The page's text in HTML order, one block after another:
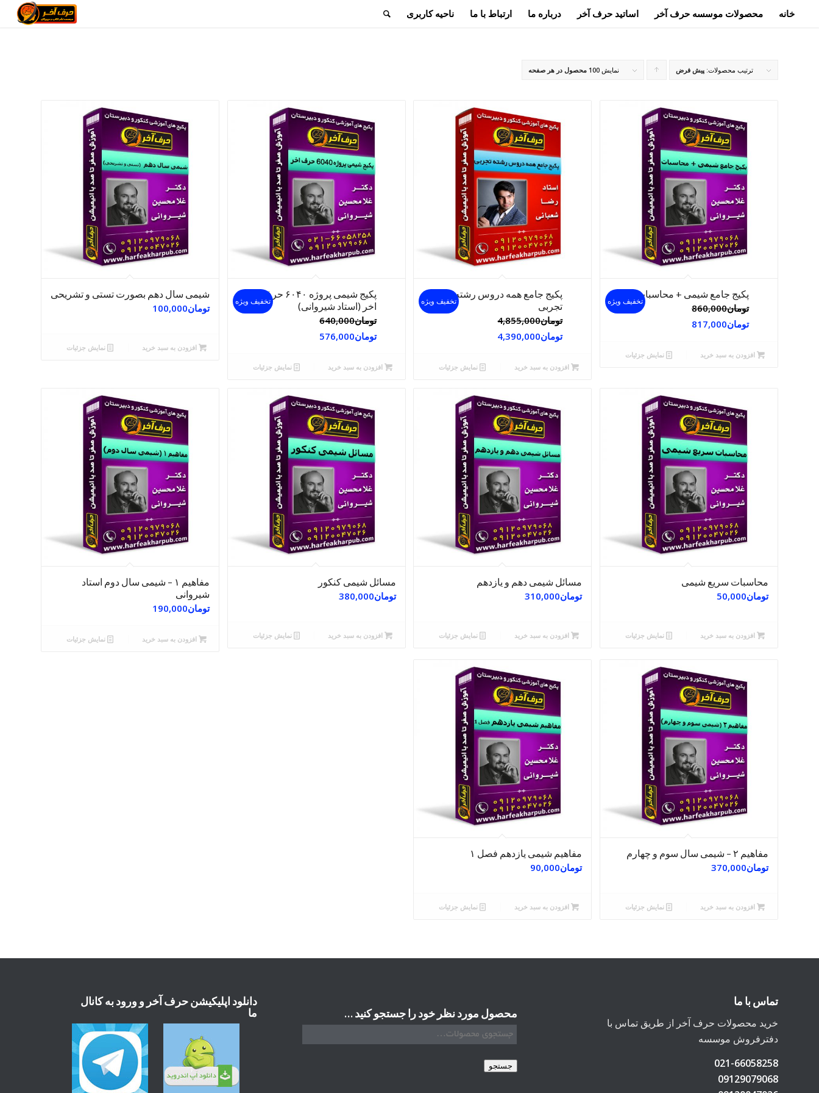
خانه محصولات موسسه حرف آخر اساتید حرف آخر درباره ما ارتباط با ما ناحیه کاربری
ترتیب محصولات: پیش فرض برای
سازی
صورت
صعودی
کلیک
نمایش 100 محصول در هر صفحه
پکیج جامع شیمی + محاسبات
تومان860,000
تومان817,000
تخفیف ویژه
افزودن به سبد خرید نمایش جزئیات
پکیج جامع همه دروس رشته
تجربی
تومان4,855,000
تومان4,390,000
تخفیف ویژه
افزودن به سبد خرید نمایش جزئیات
پکیج شیمی پروژه ۶۰۴۰ حرف
اخر (استاد شیروانی)
تومان640,000
تومان576,000
تخفیف ویژه
افزودن به سبد خرید نمایش جزئیات
شیمی سال دهم بصورت تستی و تشریحی
تومان100,000
افزودن به سبد خرید نمایش جزئیات
محاسبات سریع شیمی
تومان50,000
افزودن به سبد خرید نمایش جزئیات
مسائل شیمی دهم و یازدهم
تومان310,000
افزودن به سبد خرید نمایش جزئیات
مسائل شیمی کنکور
تومان380,000
افزودن به سبد خرید نمایش جزئیات
مفاهیم ۱ – شیمی سال دوم استاد
شیروانی
تومان190,000
افزودن به سبد خرید نمایش جزئیات
مفاهیم ۲ – شیمی سال سوم و چهارم
تومان370,000
افزودن به سبد خرید نمایش جزئیات
مفاهیم شیمی یازدهم فصل ۱
تومان90,000
افزودن به سبد خرید نمایش جزئیات
تماس با ما
خرید محصولات حرف آخر از طریق تماس با
دفترفروش موسسه
021-66058258
09129079068
محصول مورد نظر خود را جستجو کنید …
جستجو
دانلود اپلیکیشن حرف آخر و ورود به کانال
ما